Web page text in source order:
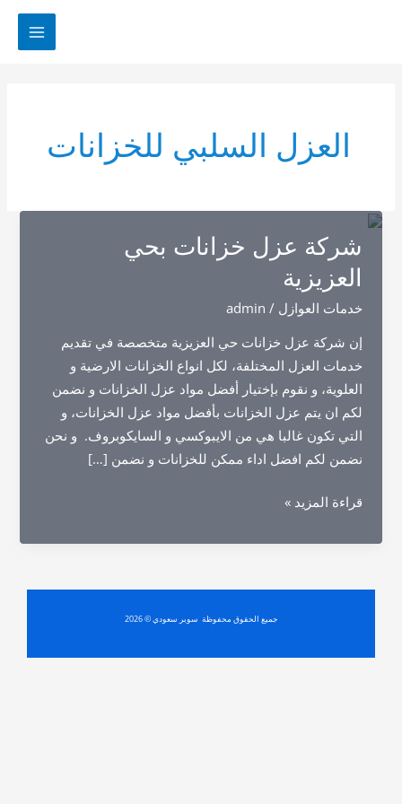
العزل السلبي للخزانات
شركة عزل خزانات بحي
العزيزية
خدمات العوازل /
admin
إن شركة عزل خزانات حي العزيزية متخصصة في تقديم
خدمات العزل المختلفة، لكل انواع الخزانات الارضية و
العلوية، و نقوم بإختيار أفضل مواد عزل الخزانات و نضمن
لكم ان يتم عزل الخزانات بأفضل مواد عزل الخزانات، و
التي تكون غالبا هي من الايبوكسي و السايكوبروف. و نحن
نضمن لكم افضل اداء ممكن للخزانات و نضمن […]
شركة
خزانات
العزيزية
قراءة المزيد »
جميع الحقوق محفوظة سوبر سعودي © 2026